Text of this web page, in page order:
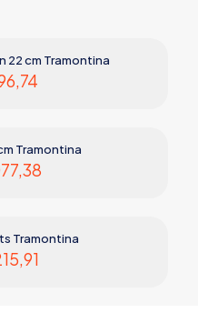
22 cm Tramontina
Tramontina
Tramontina